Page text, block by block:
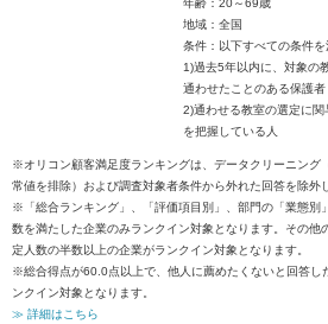
年齢：20～69歳
地域：全国
条件：以下すべての条件を
1)過去5年以内に、対象の
通わせたことのある保護者
2)通わせる教室の選定に
を把握している人
※オリコン顧客満足度ランキングは、データクリーニング
常値を排除）および調査対象者条件から外れた回答を除外
※「総合ランキング」、「評価項目別」、部門の「業態別
数を満たした企業のみランクイン対象となります。その他
定人数の半数以上の企業がランクイン対象となります。
※総合得点が60.0点以上で、他人に薦めたくないと回答し
ンクイン対象となります。
≫ 詳細はこちら